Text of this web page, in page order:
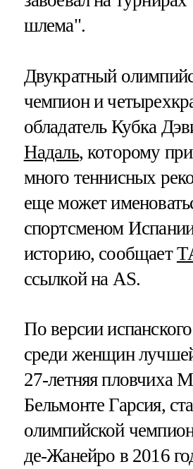
шлема".
Двукратный
чемпион и
обладатель Кубка
Надаль, которому
много теннисных
еще может
спортсменом
историю, сообщает
ссылкой на AS.
По версии
среди женщин
27-летняя пловчиха
Бельмонте Гарсия,
олимпийской
де-Жанейро в 2016